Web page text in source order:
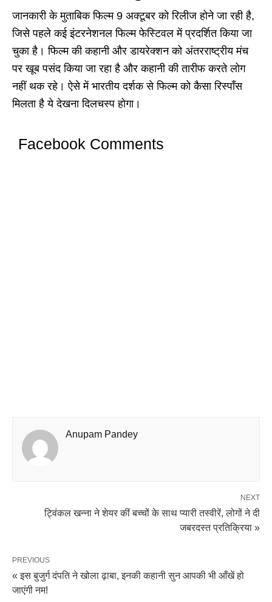
जानकारी के मुताबिक फिल्म 9 अक्टूबर को रिलीज होने जा रही है,
जिसे पहले कई इंटरनेशनल फिल्म फेस्टिवल में प्रदर्शित किया जा
चुका है। फिल्म की कहानी और डायरेक्शन को अंतरराष्ट्रीय मंच
पर खूब पसंद किया जा रहा है और कहानी की तारीफ करते लोग
नहीं थक रहे। ऐसे में भारतीय दर्शक से फिल्म को कैसा रिस्पॉंस
मिलता है ये देखना दिलचस्प होगा।
Facebook Comments
Anupam Pandey
NEXT
ट्विंकल खन्ना ने शेयर कीं बच्चों के साथ प्यारी तस्वीरें, लोगों ने दी
जबरदस्त प्रतिक्रिया »
PREVIOUS
« इस बुजुर्ग दंपति ने खोला ढ़ाबा, इनकी कहानी सुन आपकी भी आँखें हो
जाएंगी नम!